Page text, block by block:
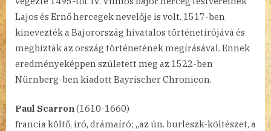
Lajos és Ernő hercegek nevelője is volt. 1517-ben
kinevezték a Bajorország hivatalos történetírójává és
megbízták az ország történetének megírásával. Ennek
eredményeképpen született meg az 1522-ben
Nürnberg-ben kiadott Bayrischer Chronicon.
Paul Scarron(1610-1660)
francia költő, író, drámaíró; „az ún. burleszk-költészet, a